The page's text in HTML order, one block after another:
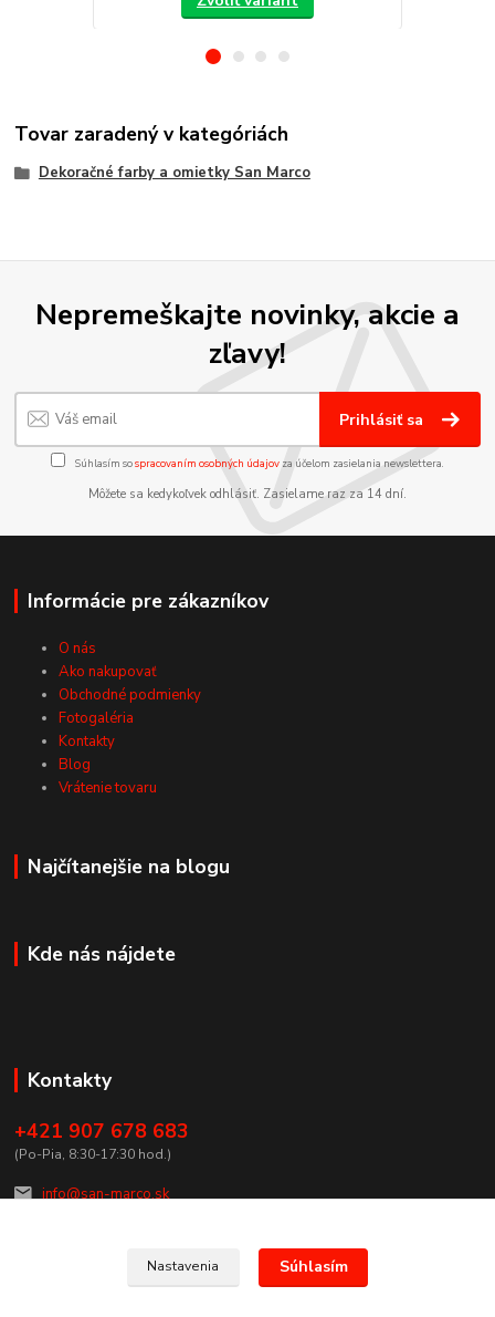
Tovar zaradený v kategóriách
Dekoračné farby a omietky San Marco
Nepremeškajte novinky, akcie a
zľavy!
Prihlásiť sa
Súhlasím sospracovaním osobných údajov za účelom zasielania newslettera.
Môžete sa kedykoľvek odhlásiť. Zasielame raz za 14 dní.
Informácie pre zákazníkov
O nás
Ako nakupovať
Obchodné podmienky
Fotogaléria
Kontakty
Blog
Vrátenie tovaru
Najčítanejšie na blogu
Kde nás nájdete
Kontakty
+421 907 678 683
(Po-Pia, 8:30-17:30 hod.)
info@san-marco.sk
Nastavenia Súhlasím